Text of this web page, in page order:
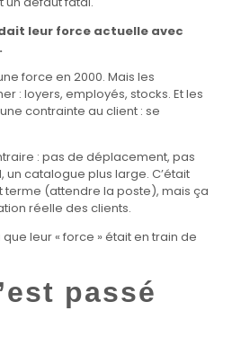
leur force actuelle avec
force en 2000. Mais les
: loyers, employés, stocks. Et les
contrainte au client : se
: pas de déplacement, pas
catalogue plus large. C’était
terme (attendre la poste), mais ça
réelle des clients.
leur « force » était en train de
passé